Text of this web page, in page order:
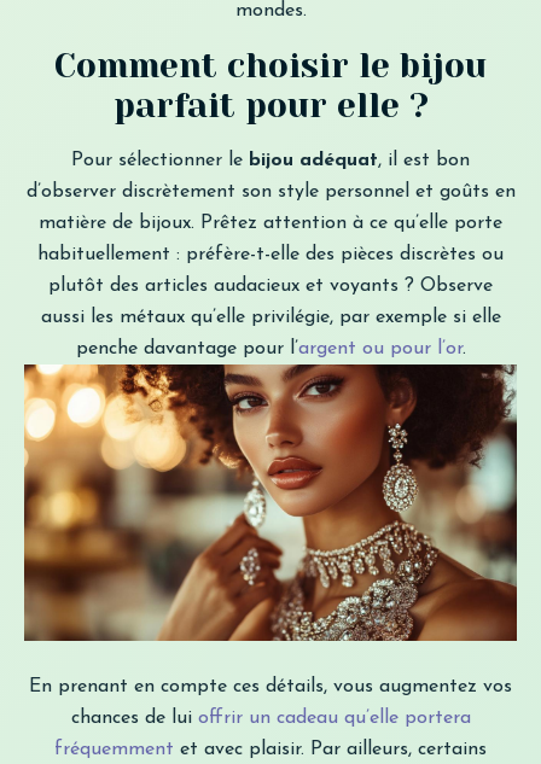
mondes.
Comment choisir le bijou
parfait pour elle ?
Pour sélectionner le bijou adéquat, il est bon
d’observer discrètement son style personnel et goûts en
matière de bijoux. Prêtez attention à ce qu’elle porte
habituellement : préfère-t-elle des pièces discrètes ou
plutôt des articles audacieux et voyants ? Observe
aussi les métaux qu’elle privilégie, par exemple si elle
penche davantage pour l’argent ou pour l’or.
En prenant en compte ces détails, vous augmentez vos
chances de lui offrir un cadeau qu’elle portera
fréquemment et avec plaisir. Par ailleurs, certains